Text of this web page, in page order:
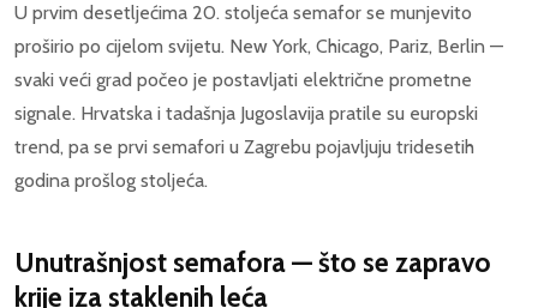
U prvim desetljećima 20. stoljeća semafor se munjevito
proširio po cijelom svijetu. New York, Chicago, Pariz, Berlin —
svaki veći grad počeo je postavljati električne prometne
signale. Hrvatska i tadašnja Jugoslavija pratile su europski
trend, pa se prvi semafori u Zagrebu pojavljuju tridesetih
godina prošlog stoljeća.
Unutrašnjost semafora — što se zapravo
krije iza staklenih leća